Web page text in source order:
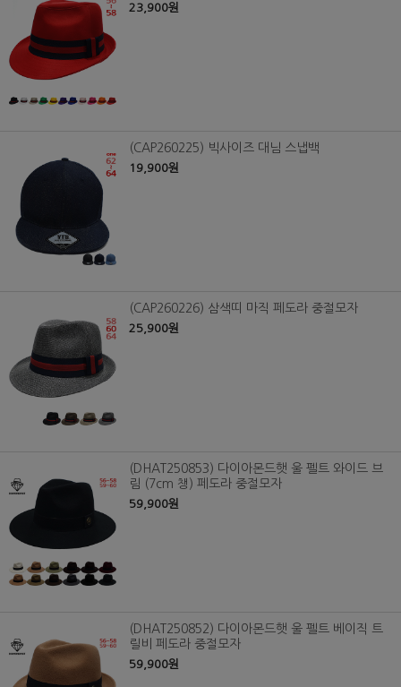
23,900원
(CAP260225) 빅사이즈 대님 스냅백
19,900원
(CAP260226) 삼색띠 마직 페도라 중절모자
25,900원
(DHAT250853) 다이아몬드햇 울 펠트 와이드 브
림 (7cm 챙) 페도라 중절모자
59,900원
(DHAT250852) 다이아몬드햇 울 펠트 베이직 트
릴비 페도라 중절모자
59,900원